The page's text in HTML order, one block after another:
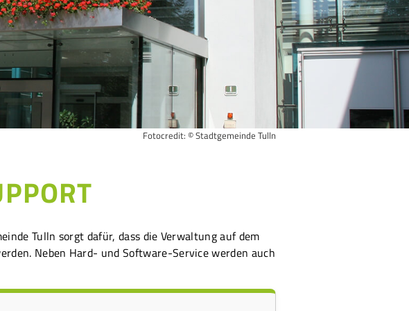
Fotocredit: © Stadtgemeinde Tulln
Tulln sorgt dafür, dass die Verwaltung auf dem
Neben Hard- und Software-Service werden auch